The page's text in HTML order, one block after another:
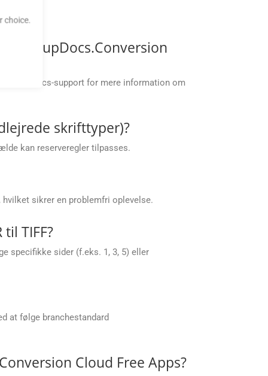
GroupDocs.Conversion
GroupDocs-support for mere information om
skrifttyper)?
kan reserveregler tilpasses.
sikrer en problemfri oplevelse.
TIFF?
specifikke sider (f.eks. 1, 3, 5) eller
at følge branchestandard
Cloud Free Apps?
choice.